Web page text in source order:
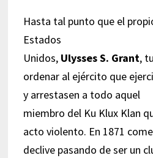
Hasta tal punto que el
Estados
Unidos, Ulysses S. Grant,
ordenar al ejército que
y arrestasen a todo aquel
miembro del Ku Klux Klan
acto violento. En 1871
declive pasando de ser un